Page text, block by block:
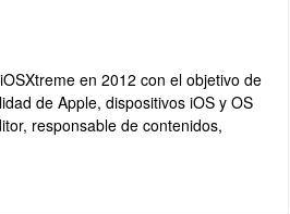
en 2012 con el objetivo de
de Apple, dispositivos iOS y OS
responsable de contenidos,